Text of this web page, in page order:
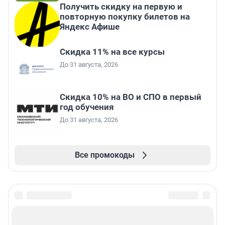
Получить скидку на первую и
повторную покупку билетов на
Яндекс Афише
Скидка 11% на все курсы
До 31 августа, 2026
Скидка 10% на ВО и СПО в первый
год обучения
До 31 августа, 2026
Все промокоды